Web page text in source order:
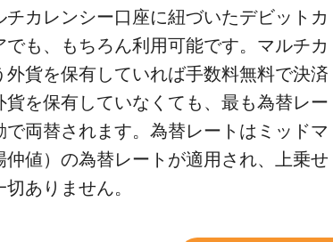
カレンシー口座に紐づいたデビットカ
も、もちろん利用可能です。マルチカ
外貨を保有していれば手数料無料で決済
を保有していなくても、最も為替レー
で両替されます。為替レートはミッドマ
値）の為替レートが適用され、上乗せ
ありません。